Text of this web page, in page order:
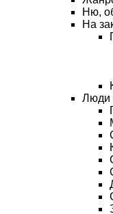
Ню,
На
Люди